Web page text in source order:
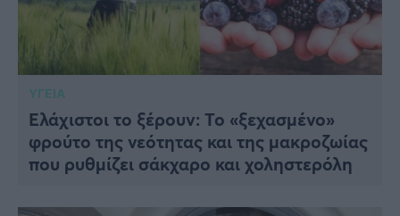
ΥΓΕΙΑ
Ελάχιστοι το ξέρουν: Το «ξεχασμένο»
φρούτο της νεότητας και της μακροζωίας
που ρυθμίζει σάκχαρο και χοληστερόλη